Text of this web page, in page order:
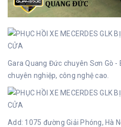
Gara Quang Đức chuyên Sơn Gò
chuyên nghiệp, công nghệ cao.
Add: 1075 đường Giải Phóng, Hà